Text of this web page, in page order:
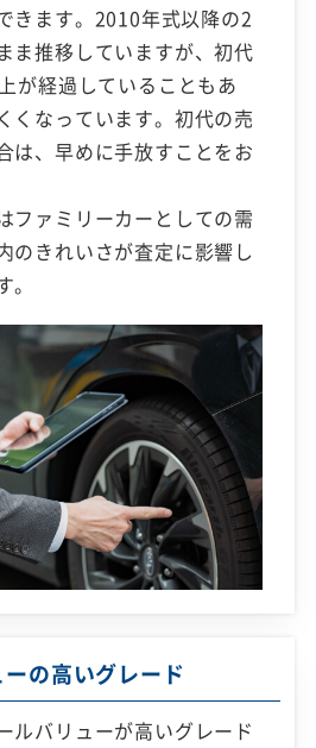
きます。2010年式以降の2
ま推移していますが、初代
が経過していることもあ
くなっています。初代の売
は、早めに手放すことをお
ファミリーカーとしての需
のきれいさが査定に影響し
の高いグレード
ルバリューが高いグレード